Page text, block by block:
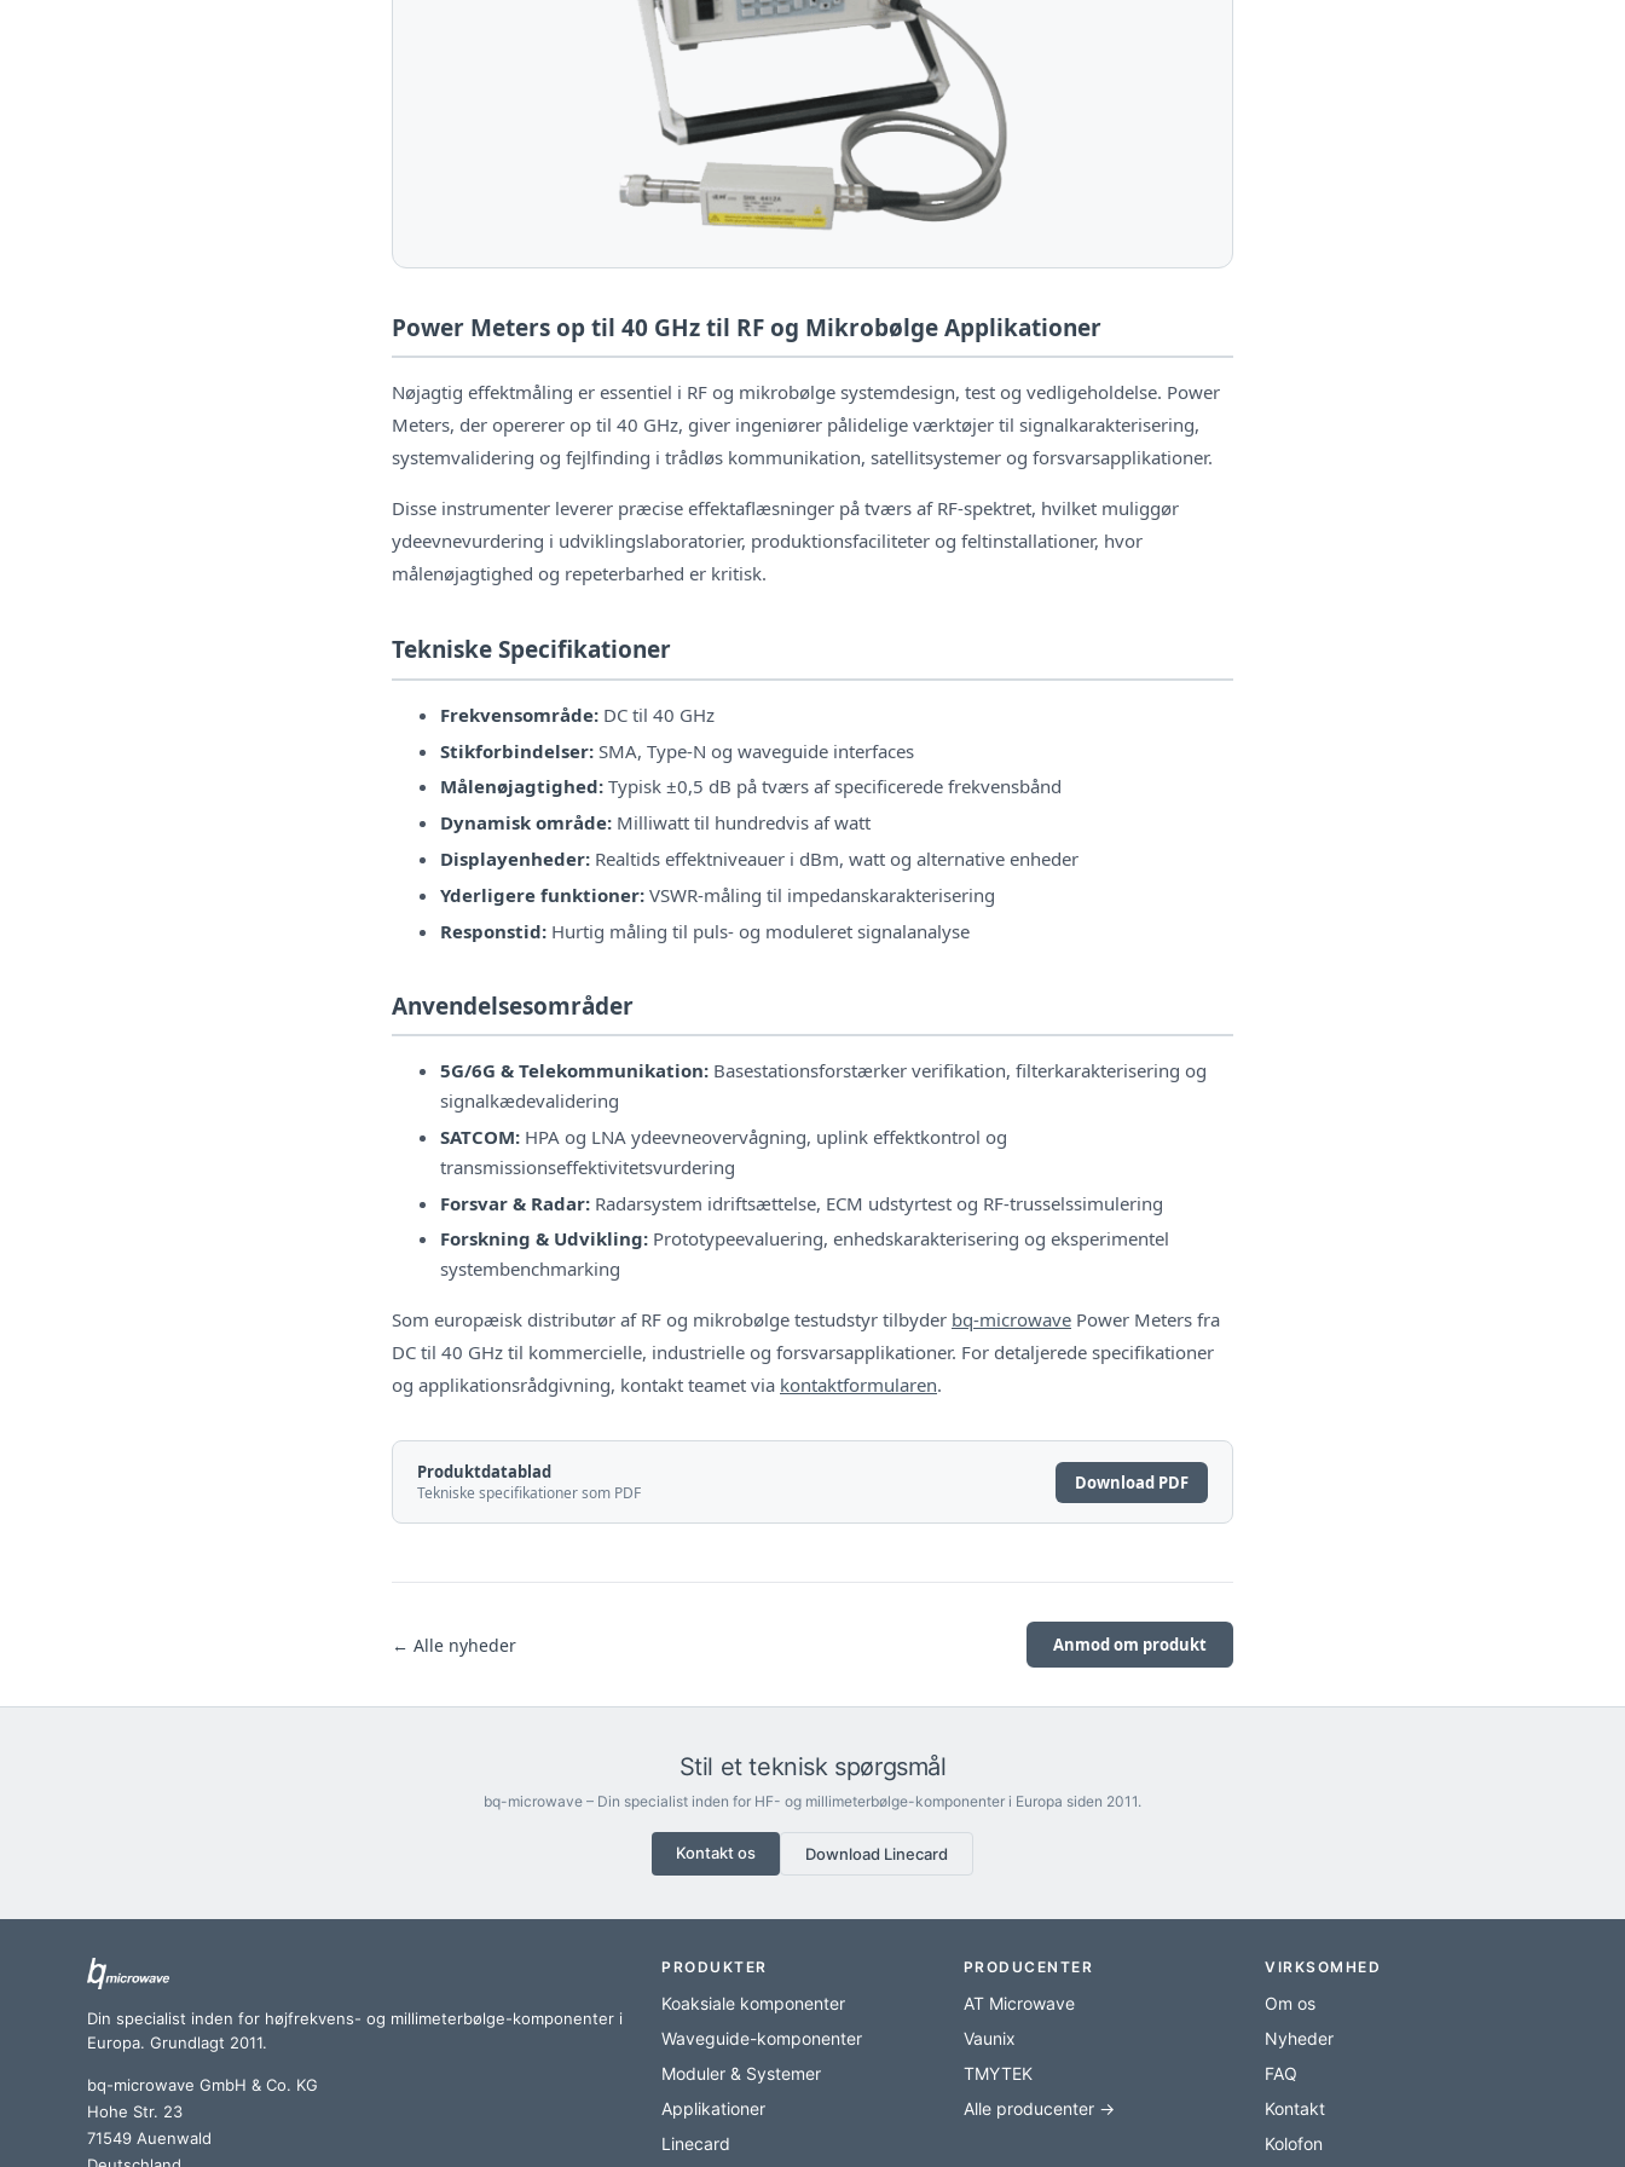
Power Meters op til 40 GHz til RF og Mikrobølge Applikationer
Nøjagtig effektmåling er essentiel i RF og mikrobølge systemdesign, test og vedligeholdelse. Power
Meters, der opererer op til 40 GHz, giver ingeniører pålidelige værktøjer til signalkarakterisering,
systemvalidering og fejlfinding i trådløs kommunikation, satellitsystemer og forsvarsapplikationer.
Disse instrumenter leverer præcise effektaflæsninger på tværs af RF-spektret, hvilket muliggør
ydeevnevurdering i udviklingslaboratorier, produktionsfaciliteter og feltinstallationer, hvor
målenøjagtighed og repeterbarhed er kritisk.
Tekniske Specifikationer
Frekvensområde: DC til 40 GHz
Stikforbindelser: SMA, Type-N og waveguide interfaces
Målenøjagtighed: Typisk ±0,5 dB på tværs af specificerede frekvensbånd
Dynamisk område: Milliwatt til hundredvis af watt
Displayenheder: Realtids effektniveauer i dBm, watt og alternative enheder
Yderligere funktioner: VSWR-måling til impedanskarakterisering
Responstid: Hurtig måling til puls- og moduleret signalanalyse
Anvendelsesområder
5G/6G & Telekommunikation: Basestationsforstærker verifikation, filterkarakterisering og
signalkædevalidering
SATCOM: HPA og LNA ydeevneovervågning, uplink effektkontrol og
transmissionseffektivitetsvurdering
Forsvar & Radar: Radarsystem idriftsættelse, ECM udstyrtest og RF-trusselssimulering
Forskning & Udvikling: Prototypeevaluering, enhedskarakterisering og eksperimentel
systembenchmarking
Som europæisk distributør af RF og mikrobølge testudstyr tilbyder bq-microwave Power Meters fra
DC til 40 GHz til kommercielle, industrielle og forsvarsapplikationer. For detaljerede specifikationer
og applikationsrådgivning, kontakt teamet via kontaktformularen.
Produktdatablad
Tekniske specifikationer som PDF Download PDF
← Alle nyheder Anmod om produkt
Stil et teknisk spørgsmål
bq-microwave – Din specialist inden for HF- og millimeterbølge-komponenter i Europa siden 2011.
Kontakt os Download Linecard
Din specialist inden for højfrekvens- og millimeterbølge-komponenter i
Europa. Grundlagt 2011.
bq-microwave GmbH & Co. KG
Hohe Str. 23
71549 Auenwald
PRODUKTER
Koaksiale komponenter
Waveguide-komponenter
Moduler & Systemer
Applikationer
Linecard
PRODUCENTER
AT Microwave
Vaunix
TMYTEK
Alle producenter →
VIRKSOMHED
Om os
Nyheder
FAQ
Kontakt
Kolofon